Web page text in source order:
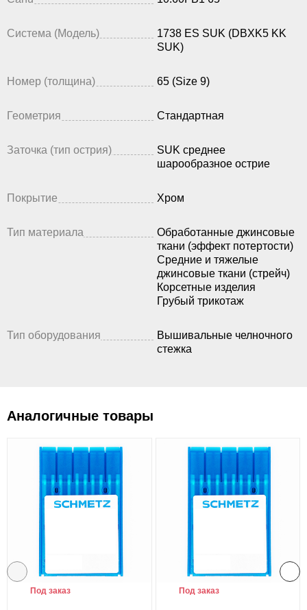
Система (Модель)
1738 ES SUK (DBXK5 KK
SUK)
Номер (толщина) 65 (Size 9)
Геометрия Стандартная
Заточка (тип острия)
SUK среднее
шарообразное острие
Покрытие Хром
Тип материала
Обработанные джинсовые
ткани (эффект потертости)
Средние и тяжелые
джинсовые ткани (стрейч)
Корсетные изделия
Грубый трикотаж
Тип оборудования
Вышивальные челночного
стежка
Аналогичные товары
Под заказ Под заказ